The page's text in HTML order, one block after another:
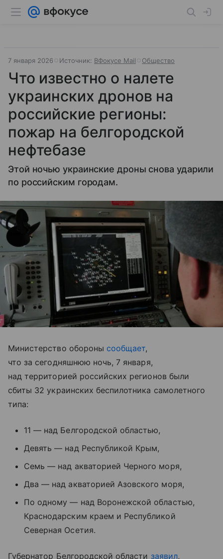
7 января 2026 Источник: ВФокусе Mail Общество
Что известно о налете
украинских дронов на
российские регионы:
пожар на белгородской
нефтебазе
Этой ночью украинские дроны снова ударили
по российским городам.
Министерство обороны сообщает,
что за сегодняшнюю ночь, 7 января,
над территорией российских регионов были
сбиты 32 украинских беспилотника самолетного
типа:
11 — над Белгородской областью,
Девять — над Республикой Крым,
Семь — над акваторией Черного моря,
Два — над акваторией Азовского моря,
По одному — над Воронежской областью,
Краснодарским краем и Республикой
Северная Осетия.
Губернатор Белгородской области заявил,